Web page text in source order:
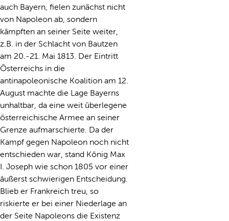
auch Bayern, fielen zunächst nicht
von Napoleon ab, sondern
kämpften an seiner Seite weiter,
z.B. in der Schlacht von Bautzen
am 20.-21. Mai 1813. Der Eintritt
Österreichs in die
antinapoleonische Koalition am 12.
August machte die Lage Bayerns
unhaltbar, da eine weit überlegene
österreichische Armee an seiner
Grenze aufmarschierte. Da der
Kampf gegen Napoleon noch nicht
entschieden war, stand König Max
I. Joseph wie schon 1805 vor einer
äußerst schwierigen Entscheidung.
Blieb er Frankreich treu, so
riskierte er bei einer Niederlage an
der Seite Napoleons die Existenz